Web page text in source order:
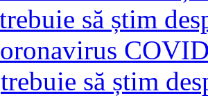
trebuie să știm